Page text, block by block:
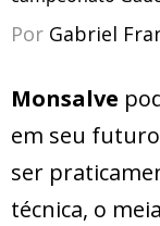
Por Gabriel
Monsalve
em seu
ser
técnica, o